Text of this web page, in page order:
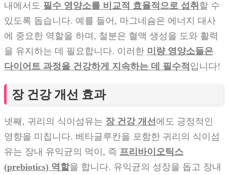
내에서도 필수 영양소를 비교적 효율적으로 섭취 할 수
있도록 돕습니다. 예를 들어, 마그네슘은 에너지 대사
에 중요한 역할을 하며, 철분은 혈액 생성을 도와 활력
을 유지하는 데 필요합니다. 이러한 미량 영양소들은
다이어트 과정을 건강하게 지속하는 데 필수적 입니다!
장 건강 개선 효과
넷째, 귀리의 식이섬유는 장 건강 개선에도 긍정적인
영향을 미칩니다. 베타글루칸을 포함한 귀리의 식이섬
유는 장내 유익균의 먹이, 즉 프리바이오틱스
(prebiotics) 역할을 합니다. 유익균의 성장을 돕고 장내